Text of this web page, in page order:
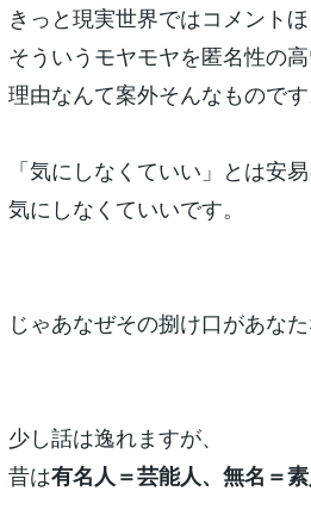
きっと現実世界ではコメント
そういうモヤモヤを匿名性の
理由なんて案外そんなものです
「気にしなくていい」とは安
気にしなくていいです。
じゃあなぜその捌け口があな
少し話は逸れますが、
昔は有名人＝芸能人、無名＝